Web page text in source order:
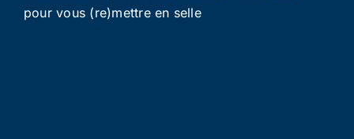
pour vous (re)mettre en selle